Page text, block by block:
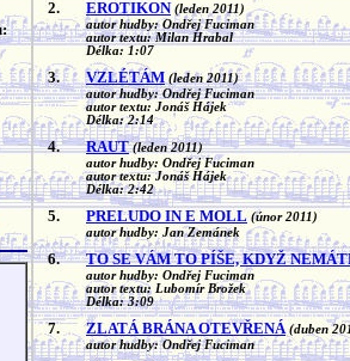
2. EROTIKON (leden 2011)
autor hudby: Ondřej Fuciman
autor textu: Milan Hrabal
Délka: 1:07
3. VZLÉTÁM (leden 2011)
autor hudby: Ondřej Fuciman
autor textu: Jonáš Hájek
Délka: 2:14
4. RAUT (leden 2011)
autor hudby: Ondřej Fuciman
autor textu: Jonáš Hájek
Délka: 2:42
5. PRELUDO IN E MOLL (únor 2011)
autor hudby: Jan Zemánek
6. TO SE VÁM TO PÍŠE, KDYŽ
autor hudby: Ondřej Fuciman
autor textu: Lubomír Brožek
Délka: 3:09
7. ZLATÁ BRÁNA OTEVŘENÁ (duben
autor hudby: Ondřej Fuciman